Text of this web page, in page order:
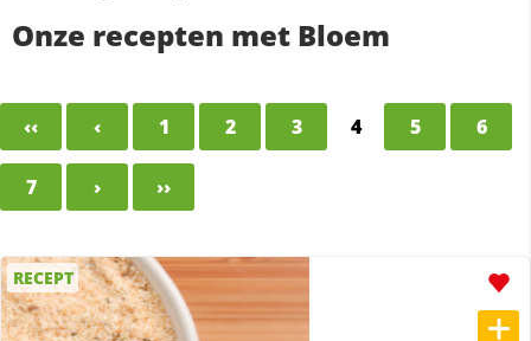
Onze recepten met Bloem
‹‹ ‹ 1 2 3 4 5 6
7 › ››
RECEPT